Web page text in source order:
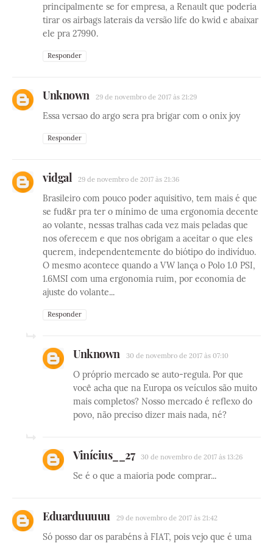
principalmente se for empresa, a Renault que poderia
tirar os airbags laterais da versão life do kwid e abaixar
ele pra 27990.
Responder
Unknown 29 de novembro de 2017 às 21:29
Essa versao do argo sera pra brigar com o onix joy
Responder
vidgal 29 de novembro de 2017 às 21:36
Brasileiro com pouco poder aquisitivo, tem mais é que
se fud&r pra ter o mínimo de uma ergonomia decente
ao volante, nessas tralhas cada vez mais peladas que
nos oferecem e que nos obrigam a aceitar o que eles
querem, independentemente do biótipo do indivíduo.
O mesmo acontece quando a VW lança o Polo 1.0 PSI,
1.6MSI com uma ergonomia ruim, por economia de
ajuste do volante...
Responder
Unknown 30 de novembro de 2017 às 07:10
O próprio mercado se auto-regula. Por que
você acha que na Europa os veículos são muito
mais completos? Nosso mercado é reflexo do
povo, não preciso dizer mais nada, né?
Vinícius__27 30 de novembro de 2017 às 13:26
Se é o que a maioria pode comprar...
Eduarduuuuu 29 de novembro de 2017 às 21:42
Só posso dar os parabéns à FIAT, pois vejo que é uma